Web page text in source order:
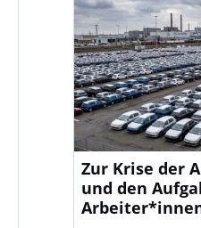
Zur Krise der
und den